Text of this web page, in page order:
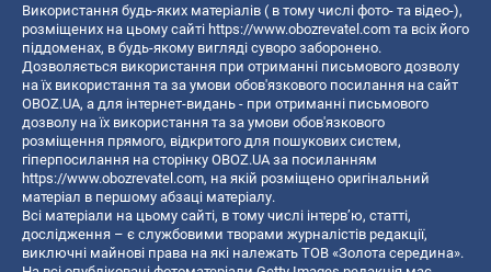
Використання будь-яких матеріалів ( в тому числі фото- та відео-),
розміщених на цьому сайті https://www.obozrevatel.com та всіх його
піддоменах, в будь-якому вигляді суворо заборонено.
Дозволяється використання при отриманні письмового дозволу
на їх використання та за умови обов'язкового посилання на сайт
OBOZ.UA, а для інтернет-видань - при отриманні письмового
дозволу на їх використання та за умови обов'язкового
розміщення прямого, відкритого для пошукових систем,
гіперпосилання на сторінку OBOZ.UA за посиланням
https://www.obozrevatel.com, на якій розміщено оригінальний
матеріал в першому абзаці матеріалу.
Всі матеріали на цьому сайті, в тому числі інтерв’ю, статті,
дослідження – є службовими творами журналістів редакції,
виключні майнові права на які належать ТОВ «Золота середина».